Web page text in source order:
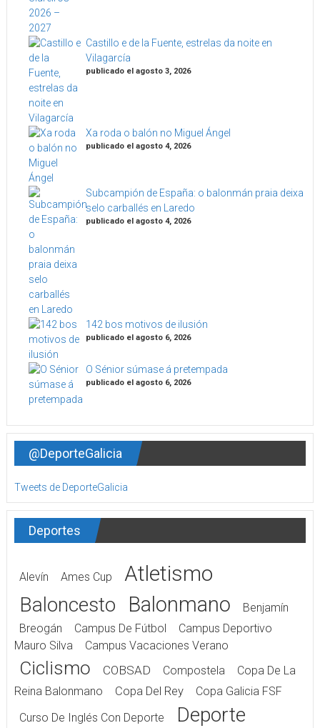
Castillo e de la Fuente, estrelas da noite en
Vilagarcía
publicado el agosto 3, 2026
Xa roda o balón no Miguel Ángel
publicado el agosto 4, 2026
Subcampión de España: o balonmán praia deixa
selo carballés en Laredo
publicado el agosto 4, 2026
142 bos motivos de ilusión
publicado el agosto 6, 2026
O Sénior súmase á pretempada
publicado el agosto 6, 2026
@DeporteGalicia
Tweets de DeporteGalicia
Deportes
Alevín Ames Cup Atletismo
Baloncesto Balonmano
Benjamín
Breogán
Campus De Fútbol
Campus Deportivo
Mauro Silva
Campus Vacaciones Verano
Ciclismo COBSAD Compostela
Copa De La
Reina Balonmano
Copa Del Rey
Copa Galicia FSF
Curso De Inglés Con Deporte
Deporte